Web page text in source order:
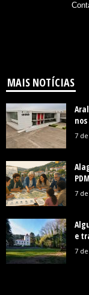
MAIS NOTÍCIAS
7
7
e
7